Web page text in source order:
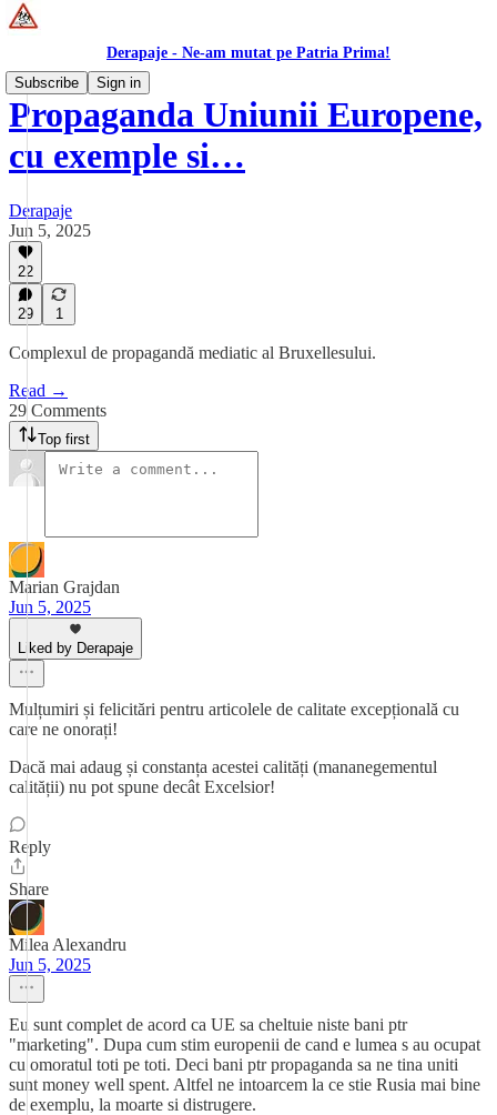
Derapaje - Ne-am mutat pe Patria Prima!
Subscribe
Sign in
Propaganda Uniunii Europene,
cu exemple si…
Derapaje
Jun 5, 2025
22
29 1
Complexul de propagandă mediatic al Bruxellesului.
Read →
29 Comments
Top first
Marian Grajdan
Jun 5, 2025
Liked by Derapaje
Mulțumiri și felicitări pentru articolele de calitate excepțională cu
care ne onorați!
Dacă mai adaug și constanța acestei calități (mananegementul
calității) nu pot spune decât Excelsior!
Reply
Share
Milea Alexandru
Jun 5, 2025
Eu sunt complet de acord ca UE sa cheltuie niste bani ptr
"marketing". Dupa cum stim europenii de cand e lumea s au ocupat
cu omoratul toti pe toti. Deci bani ptr propaganda sa ne tina uniti
sunt money well spent. Altfel ne intoarcem la ce stie Rusia mai bine
de exemplu, la moarte si distrugere.